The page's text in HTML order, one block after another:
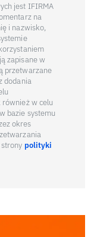
jest IFIRMA
na
i nazwisko,
zapisane w
przetwarzane
dodania
w celu
bazie systemu
okres
polityki